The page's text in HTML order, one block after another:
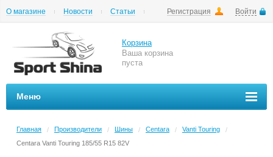
Регистрация Войти
О магазине Новости
Статьи
Корзина
Ваша корзина
пуста
Меню
Главная / Производители / Шины / Centara / Vanti Touring
/
Centara Vanti Touring 185/55 R15 82V